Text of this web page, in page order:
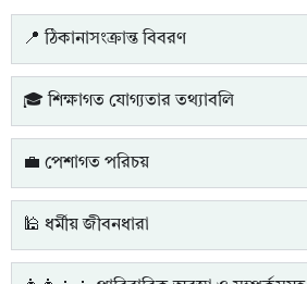
📍 ঠিকানাসংক্রান্ত বিবরণ
🎓 শিক্ষাগত যোগ্যতার তথ্যাবলি
💼 পেশাগত পরিচয়
🕌 ধর্মীয় জীবনধারা